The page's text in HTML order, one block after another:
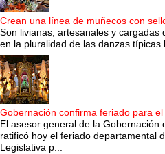
Crean una línea de muñecos con
Son livianas, artesanales y cargadas
en la pluralidad de las danzas típicas
Gobernación confirma feriado para
El asesor general de la Gobernación
ratificó hoy el feriado departamental
Legislativa p...